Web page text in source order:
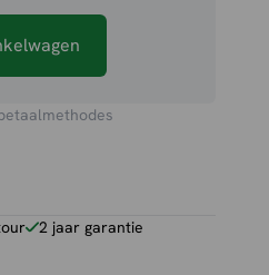
2 jaar garantie